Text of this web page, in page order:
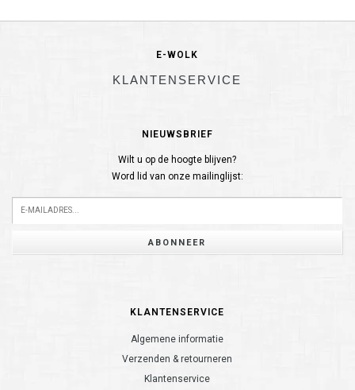
E-WOLK
KLANTENSERVICE
NIEUWSBRIEF
Wilt u op de hoogte blijven?
Word lid van onze mailinglijst:
ABONNEER
KLANTENSERVICE
Algemene informatie
Verzenden & retourneren
Klantenservice